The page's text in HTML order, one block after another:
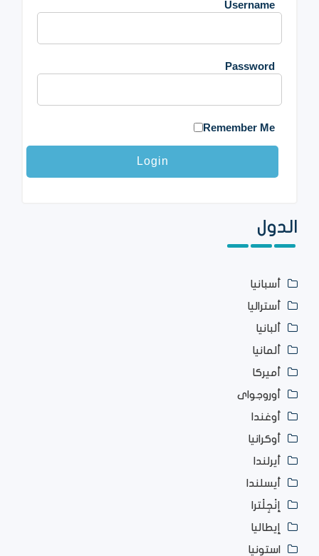
Username
Password
Remember Me
الدول
أسبانيا
أستراليا
ألبانيا
ألمانيا
أميركا
أوروجواى
أوغندا
أوكرانيا
أيرلندا
أيسلندا
إنْجِلْترا
إيطاليا
استونيا